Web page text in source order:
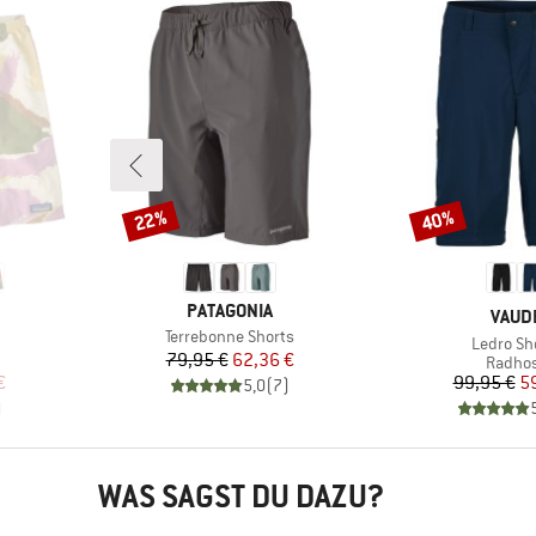
Preis
MARKE
PATAGONIA
Artikel
Terrebonne Shorts
Preis
79,95 €reduzierter Preis
62,36 €
5,0(7)
Rabatt
22%
Artikel
Ledro
99,95 €
Rabatt
40%
WAS SAGST DU DAZU?